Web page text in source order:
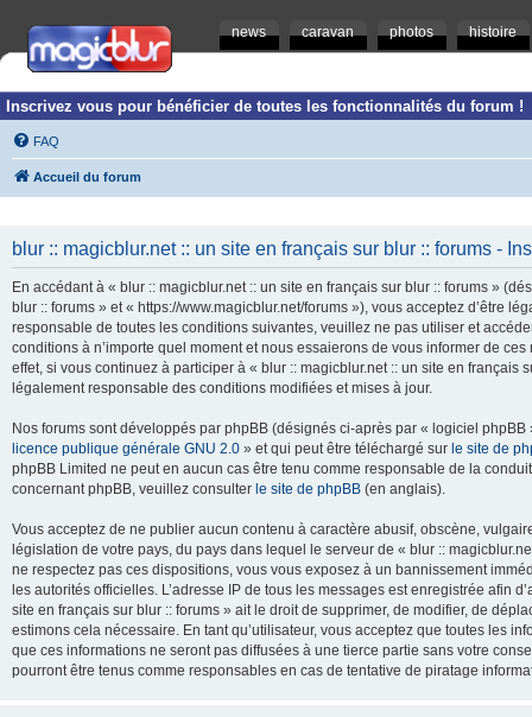
news caravan photos histoire
Inscrivez vous pour bénéficier de toutes les fonctionnalités du forum !
FAQ
Accueil du forum
blur :: magicblur.net :: un site en français sur blur :: forums -
En accédant à « blur :: magicblur.net :: un site en français sur blur :: forums »
blur :: forums » et « https://www.magicblur.net/forums »), vous acceptez d’être
responsable de toutes les conditions suivantes, veuillez ne pas utiliser et
conditions à n’importe quel moment et nous essaierons de vous informer de
effet, si vous continuez à participer à « blur :: magicblur.net :: un site en
légalement responsable des conditions modifiées et mises à jour.
Nos forums sont développés par phpBB (désignés ci-après par « logiciel
licence publique générale GNU 2.0 » et qui peut être téléchargé sur le site de
phpBB Limited ne peut en aucun cas être tenu comme responsable de la
concernant phpBB, veuillez consulter le site de phpBB (en anglais).
Vous acceptez de ne publier aucun contenu à caractère abusif, obscène,
législation de votre pays, du pays dans lequel le serveur de « blur ::
ne respectez pas ces dispositions, vous vous exposez à un bannissement
les autorités officielles. L’adresse IP de tous les messages est enregistrée afin
site en français sur blur :: forums » ait le droit de supprimer, de modifier, de
estimons cela nécessaire. En tant qu’utilisateur, vous acceptez que toutes les
que ces informations ne seront pas diffusées à une tierce partie sans votre
pourront être tenus comme responsables en cas de tentative de piratage